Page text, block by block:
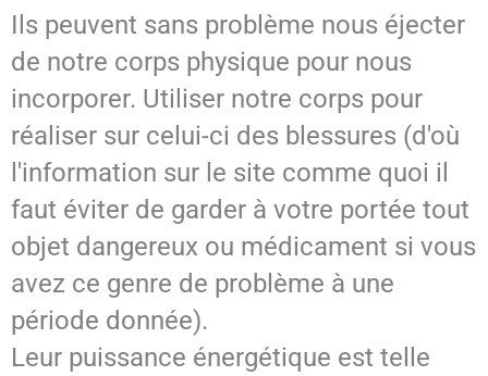
Ils peuvent sans problème nous éjecter
de notre corps physique pour nous
incorporer. Utiliser notre corps pour
réaliser sur celui-ci des blessures (d'où
l'information sur le site comme quoi il
faut éviter de garder à votre portée tout
objet dangereux ou médicament si vous
avez ce genre de problème à une
période donnée).
Leur puissance énergétique est telle